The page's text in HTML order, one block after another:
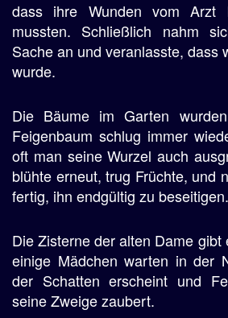
dass ihre Wunden vom Arzt
mussten. Schließlich nahm
Sache an und veranlasste, dass
wurde.
Die Bäume im Garten
Feigenbaum schlug immer
oft man seine Wurzel auch
blühte erneut, trug Früchte, und
fertig, ihn endgültig zu beseitigen.
Die Zisterne der alten Dame gibt
einige Mädchen warten in der
der Schatten erscheint und
seine Zweige zaubert.